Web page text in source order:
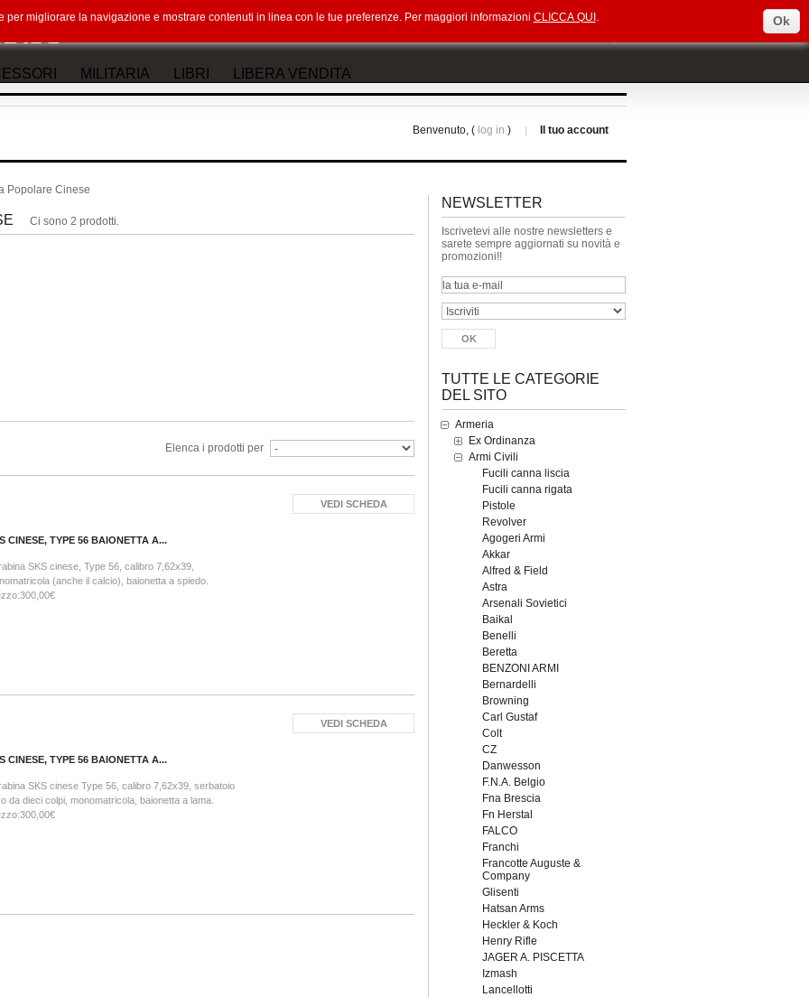
MILITARIA LIBRI LIBERA VENDITA
Il tuo account
Benvenuto, ( log in )
Popolare Cinese
Ci sono 2 prodotti.
Elenca i prodotti per
CINESE, TYPE 56 BAIONETTA A...
SKS cinese, Type 56, calibro 7,62x39,
(anche il calcio), baionetta a spiedo.
VEDI SCHEDA
CINESE, TYPE 56 BAIONETTA A...
SKS cinese Type 56, calibro 7,62x39, serbatoio
da dieci colpi, monomatricola, baionetta a lama.
VEDI SCHEDA
NEWSLETTER
Iscrivetevi alle nostre newsletters e
sarete sempre aggiornati su novità e
promozioni!!
TUTTE LE CATEGORIE
DEL SITO
Armeria
Ex Ordinanza
Armi Civili
Fucili canna liscia
Fucili canna rigata
Pistole
Revolver
Agogeri Armi
Akkar
Alfred & Field
Astra
Arsenali Sovietici
Baikal
Benelli
Beretta
BENZONI ARMI
Bernardelli
Browning
Carl Gustaf
Colt
CZ
Danwesson
F.N.A. Belgio
Fna Brescia
Fn Herstal
FALCO
Franchi
Francotte Auguste &
Company
Glisenti
Hatsan Arms
Heckler & Koch
Henry Rifle
JAGER A. PISCETTA
Izmash
Lancellotti
migliorare la navigazione e mostrare contenuti in linea con le tue preferenze. Per maggiori informazioni CLICCA QUI . Ok